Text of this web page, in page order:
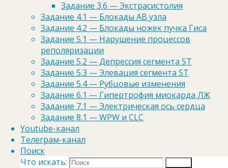
Задание 3.6 — Экстрасистолия
Задание 4.1 — Блокады АВ узла
Задание 4.2 — Блокады ножек пучка Гиса
Задание 5.1 — Нарушение процессов
реполяризации
Задание 5.2 — Депрессия сегмента ST
Задание 5.3 — Элевация сегмента ST
Задание 5.4 — Рубцовые изменения
Задание 6.1 — Гипертрофия миокарда ЛЖ
Задание 7.1 — Электрическая ось сердца
Задание 8.1 — WPW и CLC
Youtube-канал
Телеграм-канал
Поиск
Что искать:
Ответить
Александр
02.09.2015 на 17:1511 лет
назад
Спасибо. Исправлено.